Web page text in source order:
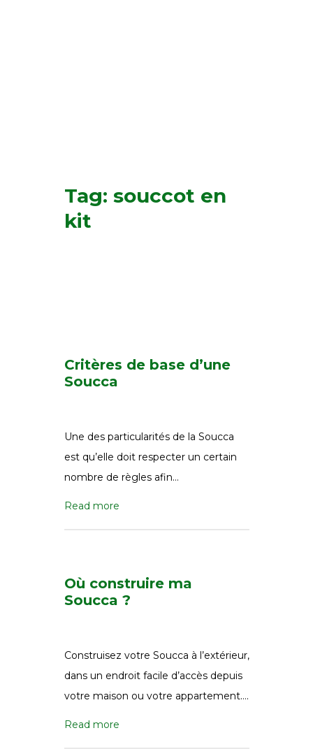
La Centrale du Loulav et Etrog
Tag: souccot en
kit
Critères de base d’une
Soucca
Une des particularités de la Soucca
est qu’elle doit respecter un certain
nombre de règles afin…
Read more
Où construire ma
Soucca ?
Construisez votre Soucca à l’extérieur,
dans un endroit facile d’accès depuis
votre maison ou votre appartement….
Read more